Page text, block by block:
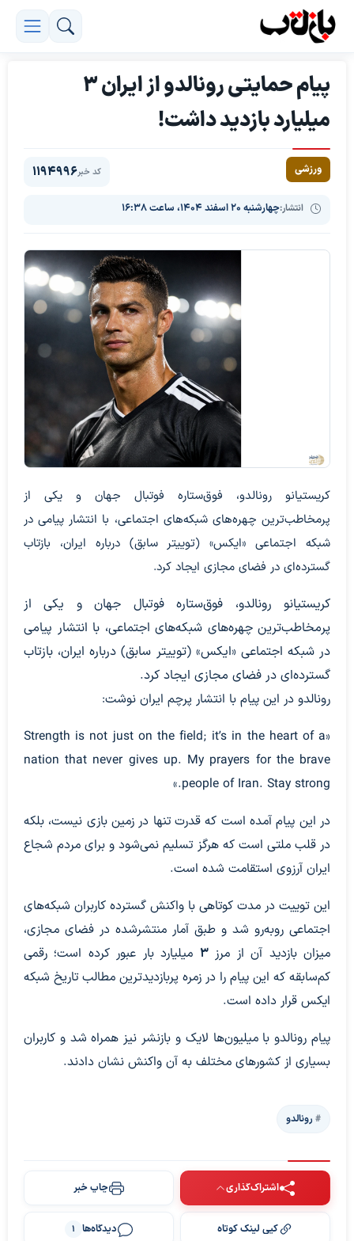
پیام حمایتی رونالدو از ایران 3
میلیارد بازدید داشت!
ورزشی
انتشار:چهارشنبه ۲۰ اسفند ۱۴۰۴، ساعت ۱۶:۳۸
کد خبر1194996
کریستیانو رونالدو، فوق‌ستاره فوتبال جهان و یکی از
پرمخاطب‌ترین چهره‌های شبکه‌های اجتماعی، با انتشار پیامی در
شبکه اجتماعی «ایکس» (توییتر سابق) درباره ایران، بازتاب
گسترده‌ای در فضای مجازی ایجاد کرد.
کریستیانو رونالدو، فوق‌ستاره فوتبال جهان و یکی از
پرمخاطب‌ترین چهره‌های شبکه‌های اجتماعی، با انتشار پیامی
در شبکه اجتماعی «ایکس» (توییتر سابق) درباره ایران، بازتاب
گسترده‌ای در فضای مجازی ایجاد کرد.
رونالدو در این پیام با انتشار پرچم ایران نوشت:
«Strength is not just on the field; it’s in the heart of a
nation that never gives up. My prayers for the brave
people of Iran. Stay strong.»
در این پیام آمده است که قدرت تنها در زمین بازی نیست، بلکه
در قلب ملتی است که هرگز تسلیم نمی‌شود و برای مردم شجاع
ایران آرزوی استقامت شده است.
این توییت در مدت کوتاهی با واکنش گسترده کاربران شبکه‌های
اجتماعی روبه‌رو شد و طبق آمار منتشرشده در فضای مجازی،
میزان بازدید آن از مرز۳ میلیارد بار عبور کرده است؛ رقمی
کم‌سابقه که این پیام را در زمره پربازدیدترین مطالب تاریخ شبکه
ایکس قرار داده است.
پیام رونالدو با میلیون‌ها لایک و بازنشر نیز همراه شد و کاربران
بسیاری از کشورهای مختلف به آن واکنش نشان دادند.
رونالدو
اشتراک‌گذاری چاپ خبر
کپی لینک کوتاه دیدگاه‌ها 1